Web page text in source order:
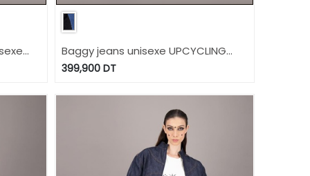
Baggy jeans unisexe UPCYCLING
METHODS - TUNIS FASHION WEEK
399,900DT